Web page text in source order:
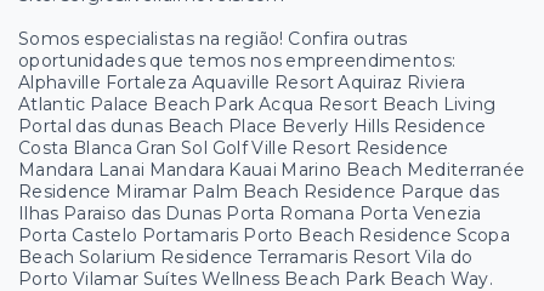
Somos especialistas na região! Confira outras
oportunidades que temos nos empreendimentos:
Alphaville Fortaleza Aquaville Resort Aquiraz Riviera
Atlantic Palace Beach Park Acqua Resort Beach Living
Portal das dunas Beach Place Beverly Hills Residence
Costa Blanca Gran Sol Golf Ville Resort Residence
Mandara Lanai Mandara Kauai Marino Beach Mediterranée
Residence Miramar Palm Beach Residence Parque das
Ilhas Paraiso das Dunas Porta Romana Porta Venezia
Porta Castelo Portamaris Porto Beach Residence Scopa
Beach Solarium Residence Terramaris Resort Vila do
Porto Vilamar Suítes Wellness Beach Park Beach Way.